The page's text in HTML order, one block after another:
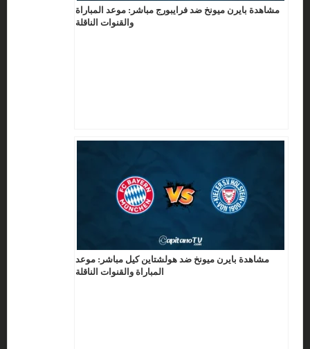
مشاهدة بايرن ميونخ ضد فرايبورج مباشر: موعد المباراة
والقنوات الناقلة
مشاهدة بايرن ميونخ ضد هولشتاين كيل مباشر: موعد
المباراة والقنوات الناقلة